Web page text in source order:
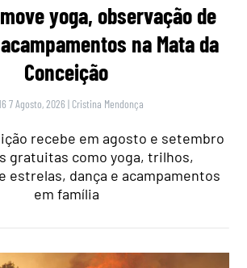
yoga, observação de
na Mata da
Conceição
7 Agosto, 2026 | Cristina Mendonça
recebe em agosto e setembro
gratuitas como yoga, trilhos,
estrelas, dança e acampamentos
em família